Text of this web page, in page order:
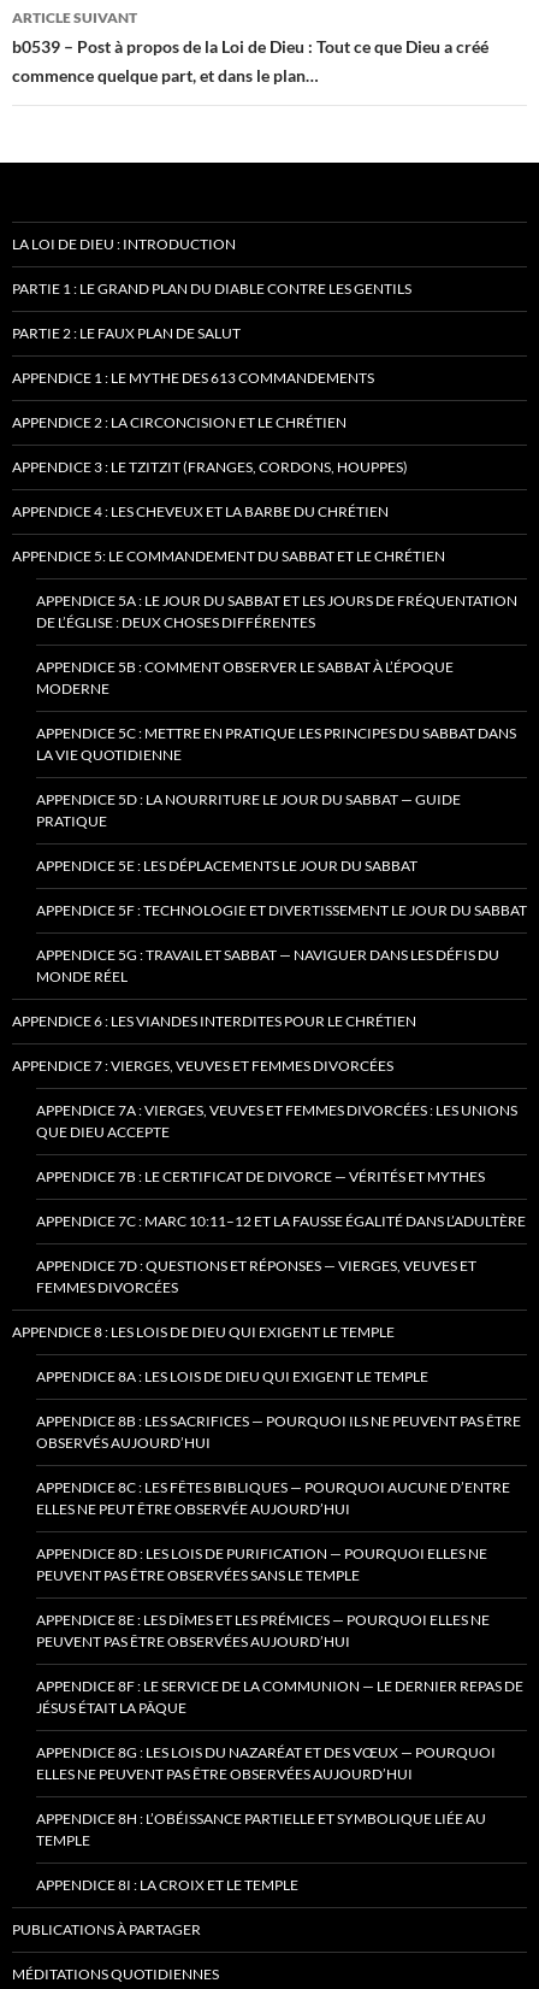
ARTICLE SUIVANT
b0539 – Post à propos de la Loi de Dieu : Tout ce que Dieu a créé
commence quelque part, et dans le plan…
LA LOI DE DIEU : INTRODUCTION
PARTIE 1 : LE GRAND PLAN DU DIABLE CONTRE LES GENTILS
PARTIE 2 : LE FAUX PLAN DE SALUT
APPENDICE 1 : LE MYTHE DES 613 COMMANDEMENTS
APPENDICE 2 : LA CIRCONCISION ET LE CHRÉTIEN
APPENDICE 3 : LE TZITZIT (FRANGES, CORDONS, HOUPPES)
APPENDICE 4 : LES CHEVEUX ET LA BARBE DU CHRÉTIEN
APPENDICE 5: LE COMMANDEMENT DU SABBAT ET LE CHRÉTIEN
APPENDICE 5A : LE JOUR DU SABBAT ET LES JOURS DE FRÉQUENTATION
DE L’ÉGLISE : DEUX CHOSES DIFFÉRENTES
APPENDICE 5B : COMMENT OBSERVER LE SABBAT À L’ÉPOQUE
MODERNE
APPENDICE 5C : METTRE EN PRATIQUE LES PRINCIPES DU SABBAT DANS
LA VIE QUOTIDIENNE
APPENDICE 5D : LA NOURRITURE LE JOUR DU SABBAT — GUIDE
PRATIQUE
APPENDICE 5E : LES DÉPLACEMENTS LE JOUR DU SABBAT
APPENDICE 5F : TECHNOLOGIE ET DIVERTISSEMENT LE JOUR DU SABBAT
APPENDICE 5G : TRAVAIL ET SABBAT — NAVIGUER DANS LES DÉFIS DU
MONDE RÉEL
APPENDICE 6 : LES VIANDES INTERDITES POUR LE CHRÉTIEN
APPENDICE 7 : VIERGES, VEUVES ET FEMMES DIVORCÉES
APPENDICE 7A : VIERGES, VEUVES ET FEMMES DIVORCÉES : LES UNIONS
QUE DIEU ACCEPTE
APPENDICE 7B : LE CERTIFICAT DE DIVORCE — VÉRITÉS ET MYTHES
APPENDICE 7C : MARC 10:11–12 ET LA FAUSSE ÉGALITÉ DANS L’ADULTÈRE
APPENDICE 7D : QUESTIONS ET RÉPONSES — VIERGES, VEUVES ET
FEMMES DIVORCÉES
APPENDICE 8 : LES LOIS DE DIEU QUI EXIGENT LE TEMPLE
APPENDICE 8A : LES LOIS DE DIEU QUI EXIGENT LE TEMPLE
APPENDICE 8B : LES SACRIFICES — POURQUOI ILS NE PEUVENT PAS ÊTRE
OBSERVÉS AUJOURD’HUI
APPENDICE 8C : LES FÊTES BIBLIQUES — POURQUOI AUCUNE D’ENTRE
ELLES NE PEUT ÊTRE OBSERVÉE AUJOURD’HUI
APPENDICE 8D : LES LOIS DE PURIFICATION — POURQUOI ELLES NE
PEUVENT PAS ÊTRE OBSERVÉES SANS LE TEMPLE
APPENDICE 8E : LES DÎMES ET LES PRÉMICES — POURQUOI ELLES NE
PEUVENT PAS ÊTRE OBSERVÉES AUJOURD’HUI
APPENDICE 8F : LE SERVICE DE LA COMMUNION — LE DERNIER REPAS DE
JÉSUS ÉTAIT LA PÂQUE
APPENDICE 8G : LES LOIS DU NAZARÉAT ET DES VŒUX — POURQUOI
ELLES NE PEUVENT PAS ÊTRE OBSERVÉES AUJOURD’HUI
APPENDICE 8H : L’OBÉISSANCE PARTIELLE ET SYMBOLIQUE LIÉE AU
TEMPLE
APPENDICE 8I : LA CROIX ET LE TEMPLE
PUBLICATIONS À PARTAGER
MÉDITATIONS QUOTIDIENNES